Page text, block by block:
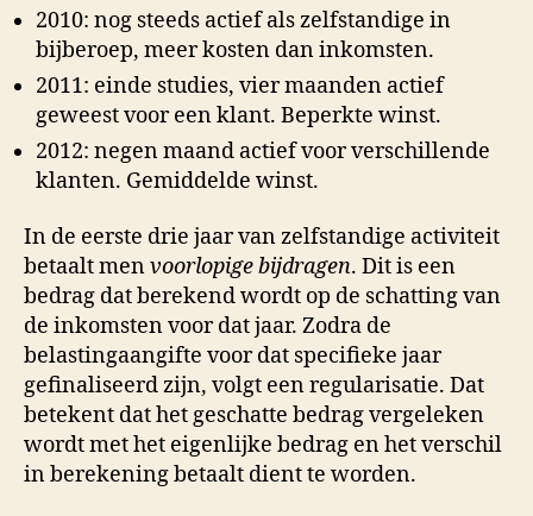
2010: nog steeds actief als zelfstandige in
bijberoep, meer kosten dan inkomsten.
2011: einde studies, vier maanden actief
geweest voor een klant. Beperkte winst.
2012: negen maand actief voor verschillende
klanten. Gemiddelde winst.
In de eerste drie jaar van zelfstandige activiteit
betaalt menvoorlopige bijdragen. Dit is een
bedrag dat berekend wordt op de schatting van
de inkomsten voor dat jaar. Zodra de
belastingaangifte voor dat specifieke jaar
gefinaliseerd zijn, volgt een regularisatie. Dat
betekent dat het geschatte bedrag vergeleken
wordt met het eigenlijke bedrag en het verschil
in berekening betaalt dient te worden.